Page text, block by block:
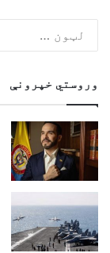
وروستي خپرونې